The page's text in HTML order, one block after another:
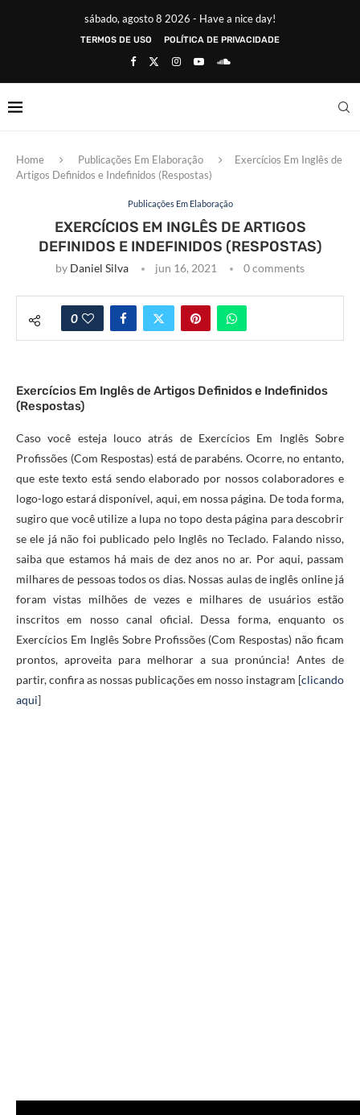
sábado, agosto 8 2026 - Have a nice day!
TERMOS DE USO POLÍTICA DE PRIVACIDADE
Home Publicações Em Elaboração
Exercícios Em Inglês de
Artigos Definidos e Indefinidos (Respostas)
Publicações Em Elaboração
EXERCÍCIOS EM INGLÊS DE ARTIGOS
DEFINIDOS E INDEFINIDOS (RESPOSTAS)
by Daniel Silva jun 16, 2021 0 comments
0
Exercícios Em Inglês de Artigos Definidos e Indefinidos
(Respostas)
Caso você esteja louco atrás de Exercícios Em Inglês Sobre
Profissões (Com Respostas) está de parabéns. Ocorre, no entanto,
que este texto está sendo elaborado por nossos colaboradores e
logo-logo estará disponível, aqui, em nossa página. De toda forma,
sugiro que você utilize a lupa no topo desta página para descobrir
se ele já não foi publicado pelo Inglês no Teclado. Falando nisso,
saiba que estamos há mais de dez anos no ar. Por aqui, passam
milhares de pessoas todos os dias. Nossas aulas de inglês online já
foram vistas milhões de vezes e milhares de usuários estão
inscritos em nosso canal oficial. Dessa forma, enquanto os
Exercícios Em Inglês Sobre Profissões (Com Respostas) não ficam
prontos, aproveita para melhorar a sua pronúncia! Antes de
partir, confira as nossas publicações em nosso instagram [clicando
aqui]